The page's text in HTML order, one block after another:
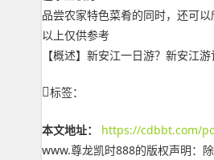
品尝农家特色菜肴的同时，还可以
以上仅供参考
【概述】新安江一日游？新安江
标签：
本文地址：
https://cdbbt.com/
www.尊龙凯时888的版权声明：